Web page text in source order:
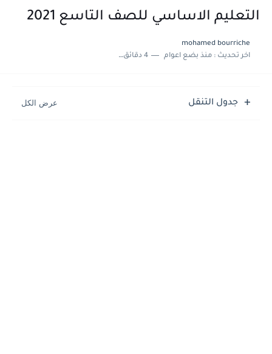
حل أسئلة الكيمياء بكالوريا علمي دورة 2026
التعليم الاساسي للصف التاسع 2021
mohamed bourriche
اخر تحديث :منذ بضع اعوام 4 دقائق للقراءة
جدول التنقل